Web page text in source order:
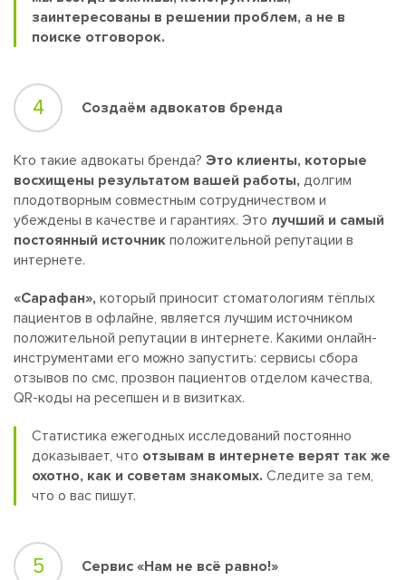
заинтересованы в решении проблем, а не в
поиске отговорок.
4 Создаём адвокатов бренда
Кто такие адвокаты бренда? Это клиенты, которые
восхищены результатом вашей работы, долгим
плодотворным совместным сотрудничеством и
убеждены в качестве и гарантиях. Это лучший и самый
постоянный источник положительной репутации в
интернете.
«Сарафан», который приносит стоматологиям тёплых
пациентов в офлайне, является лучшим источником
положительной репутации в интернете. Какими онлайн-
инструментами его можно запустить: сервисы сбора
отзывов по смс, прозвон пациентов отделом качества,
QR-коды на ресепшен и в визитках.
Статистика ежегодных исследований постоянно
доказывает, что отзывам в интернете верят так же
охотно, как и советам знакомых. Следите за тем,
что о вас пишут.
5 Сервис «Нам не всё равно!»